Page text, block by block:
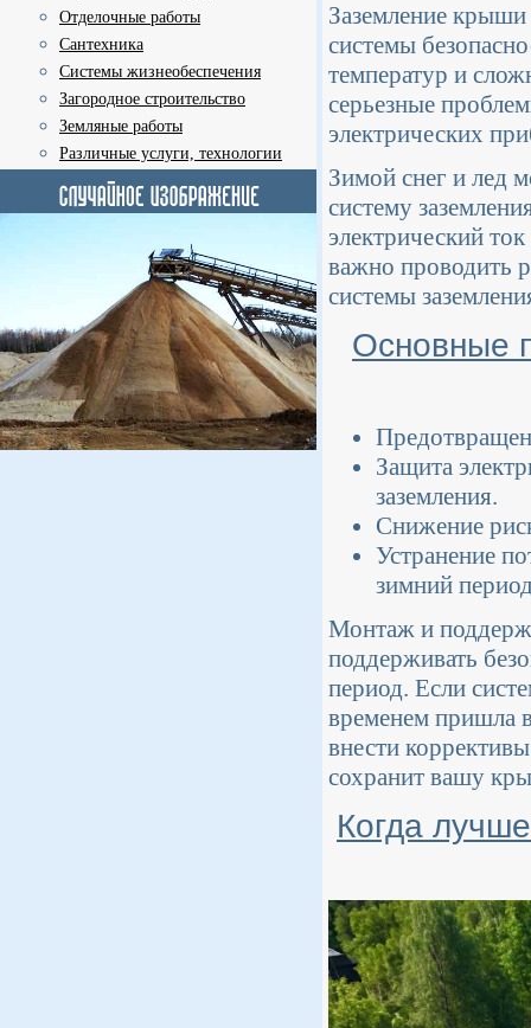
Отделочные работы
Сантехника
Системы жизнеобеспечения
Загородное строительство
Земляные работы
Различные услуги, технологии
Заземление
системы
температур и
серьезные
электрических
Зимой снег и лед
систему
электрический
важно проводить
системы
Основные
Защита
заземления.
Снижение
Устранение
зимний
Монтаж и
поддерживать
период. Если
временем пришла
внести
сохранит вашу
Когда